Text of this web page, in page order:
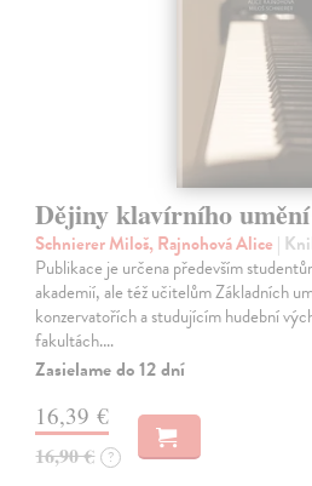
Dějiny klavírního umění
Schnierer Miloš, Rajnohová Alice |
Publikace je určena především
akademií, ale též učitelům Základních
konzervatořích a studujícím hudební
fakultách.…
Zasielame do 12 dní
16,39 €
16,90 € ?